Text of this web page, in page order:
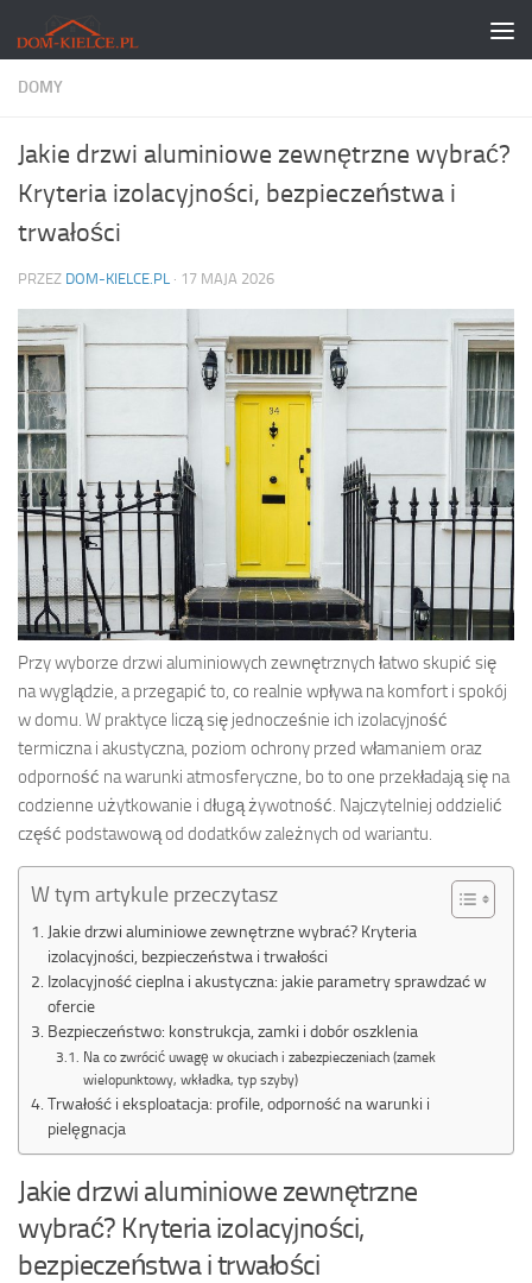
Skip to content
DOMY
Jakie drzwi aluminiowe zewnętrzne wybrać?
Kryteria izolacyjności, bezpieczeństwa i
trwałości
PRZEZ DOM-KIELCE.PL · 17 MAJA 2026
Przy wyborze drzwi aluminiowych zewnętrznych łatwo skupić się
na wyglądzie, a przegapić to, co realnie wpływa na komfort i spokój
w domu. W praktyce liczą się jednocześnie ich izolacyjność
termiczna i akustyczna, poziom ochrony przed włamaniem oraz
odporność na warunki atmosferyczne, bo to one przekładają się na
codzienne użytkowanie i długą żywotność. Najczytelniej oddzielić
część podstawową od dodatków zależnych od wariantu.
W tym artykule przeczytasz
Jakie drzwi aluminiowe zewnętrzne wybrać? Kryteria
izolacyjności, bezpieczeństwa i trwałości
Izolacyjność cieplna i akustyczna: jakie parametry sprawdzać w
ofercie
Bezpieczeństwo: konstrukcja, zamki i dobór oszklenia
Na co zwrócić uwagę w okuciach i zabezpieczeniach (zamek
wielopunktowy, wkładka, typ szyby)
Trwałość i eksploatacja: profile, odporność na warunki i
pielęgnacja
Jakie drzwi aluminiowe zewnętrzne
wybrać? Kryteria izolacyjności,
bezpieczeństwa i trwałości